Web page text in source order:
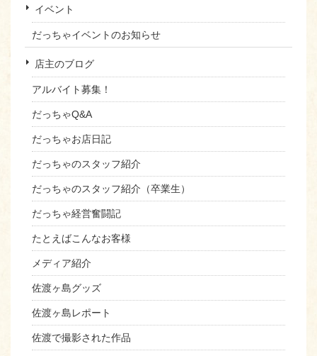
イベント
だっちゃイベントのお知らせ
店主のブログ
アルバイト募集！
だっちゃQ&A
だっちゃお店日記
だっちゃのスタッフ紹介
だっちゃのスタッフ紹介（卒業生）
だっちゃ経営奮闘記
たとえばこんなお客様
メディア紹介
佐渡ヶ島グッズ
佐渡ヶ島レポート
佐渡で撮影された作品